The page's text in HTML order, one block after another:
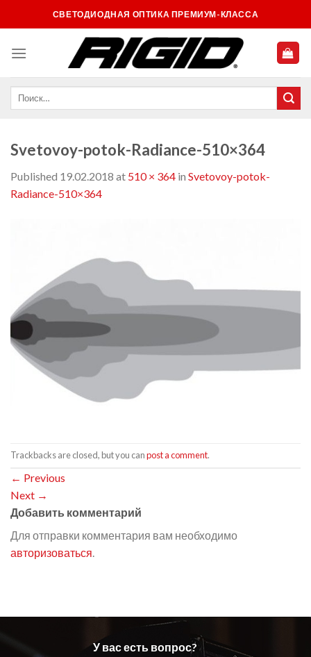
to
СВЕТОДИОДНАЯ ОПТИКА ПРЕМИУМ-КЛАССА
Svetovoy-potok-Radiance-510×364
Published 19.02.2018 at 510 × 364 in Svetovoy-potok-
Radiance-510×364
Trackbacks are closed, but you canpost a comment.
← Previous
Next →
Добавить комментарий
Для отправки комментария вам необходимо
авторизоваться
У вас есть вопрос?